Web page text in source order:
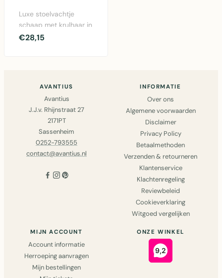
Luxe stoelvachtje
schaap met krulhaar in
beige. Afmeting
€28,15
AVANTIUS
Avantius
J.J.v. Rhijnstraat 27
2171PT
Sassenheim
0252-793555
contact@avantius.nl
INFORMATIE
Over ons
Algemene voorwaarden
Disclaimer
Privacy Policy
Betaalmethoden
Verzenden & retourneren
Klantenservice
Klachtenregeling
Reviewbeleid
Cookieverklaring
Witgoed vergelijken
MIJN ACCOUNT
Account informatie
Herroeping aanvragen
Mijn bestellingen
ONZE WINKEL